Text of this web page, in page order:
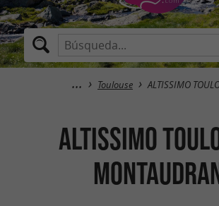
Toulouse ALTISSIMO
ALTISSIMO